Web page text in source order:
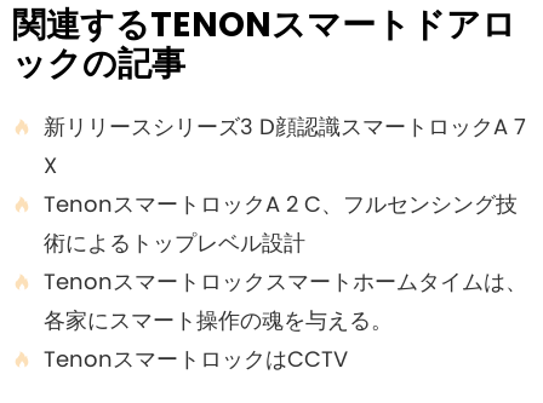
関連するTENONスマートドアロ
ックの記事

新リリースシリーズ3 D顔認識スマートロックA 7
X

TenonスマートロックA 2 C、フルセンシング技
術によるトップレベル設計

Tenonスマートロックスマートホームタイムは、
各家にスマート操作の魂を与える。
 TenonスマートロックはCCTV